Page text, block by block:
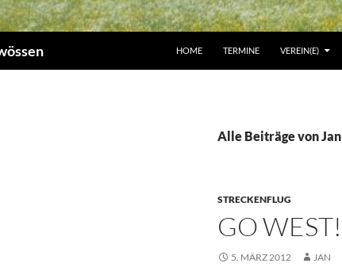
HOME TERMINE VEREIN(E)
Alle Beiträge von Jan
STRECKENFLUG
GO WEST!
5. MÄRZ 2012 JAN